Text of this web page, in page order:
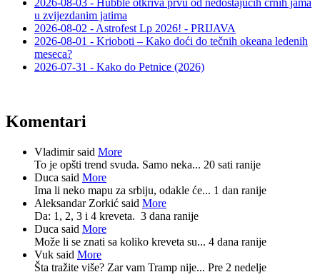
u zvijezdanim jatima
2026-08-02 - Astrofest Lp 2026! - PRIJAVA
2026-08-01 - Krioboti – Kako doći do tečnih okeana ledenih
meseca?
2026-07-31 - Kako do Petnice (2026)
Komentari
Vladimir said More
To je opšti trend svuda. Samo neka... 20 sati ranije
Duca said More
Ima li neko mapu za srbiju, odakle će... 1 dan ranije
Aleksandar Zorkić said More
Da: 1, 2, 3 i 4 kreveta. 3 dana ranije
Duca said More
Može li se znati sa koliko kreveta su... 4 dana ranije
Vuk said More
Šta tražite više? Zar vam Tramp nije... Pre 2 nedelje